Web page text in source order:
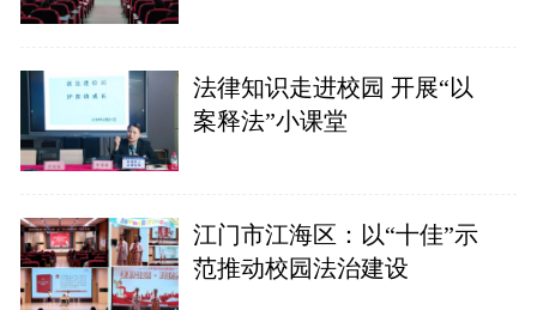
法律知识走进校园 开展“以
案释法”小课堂
江门市江海区：以“十佳”示
范推动校园法治建设